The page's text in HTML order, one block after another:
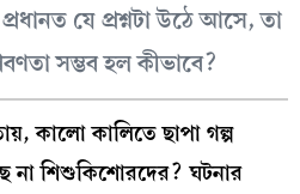
যে প্রশ্নটা উঠে আসে, তা
সম্ভব হল কীভাবে?
কালো কালিতে ছাপা গল্প
না শিশুকিশোরদের? ঘটনার